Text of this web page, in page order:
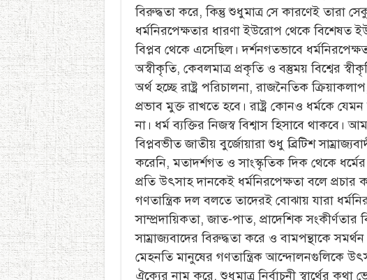
বিরুদ্ধতা করে, কিন্তু শুধুমাত্র সে কারণেই তারা
ধর্মনিরপেক্ষতার ধারণা ইউরোপ থেকে বিশেষত
বিপ্লব থেকে এসেছিল। দর্শনগতভাবে
অস্বীকৃতি, কেবলমাত্র প্রকৃতি ও বস্তুময় বিশ্বের
অর্থ হচ্ছে রাষ্ট্র পরিচালনা, রাজনৈতিক
প্রভাব মুক্ত রাখতে হবে। রাষ্ট্র কোনও ধর্মকে
না। ধর্ম ব্যক্তির নিজস্ব বিশ্বাস হিসাবে থাকবে।
বিপ্লবভীত জাতীয় বুর্জোয়ারা শুধু ব্রিটিশ
করেনি, মতাদর্শগত ও সাংস্কৃতিক দিক থেকে
প্রতি উৎসাহ দানকেই ধর্মনিরপেক্ষতা বলে প্রচার
গণতান্ত্রিক দল বলতে তাদেরই বোঝায় যারা
সাম্প্রদায়িকতা, জাত-পাত, প্রাদেশিক সংকীর্ণতার
সাম্রাজ্যবাদের বিরুদ্ধতা করে ও বামপন্থাকে
মেহনতি মানুষের গণতান্ত্রিক আন্দোলনগুলিকে
ঐক্যের নাম করে, শুধুমাত্র নির্বাচনী স্বার্থের